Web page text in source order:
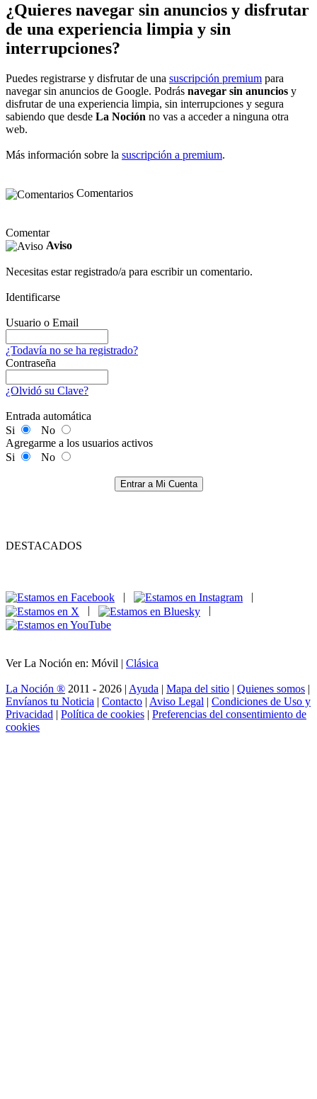
¿Quieres navegar sin anuncios y disfrutar
de una experiencia limpia y sin
interrupciones?
Puedes registrarse y disfrutar de una suscripción premium para
navegar sin anuncios de Google. Podrás navegar sin anuncios y
disfrutar de una experiencia limpia, sin interrupciones y segura
sabiendo que desde La Noción no vas a acceder a ninguna otra
web.
Más información sobre la suscripción a premium.
Comentarios
Comentar
Aviso
Necesitas estar registrado/a para escribir un comentario.
Identificarse
Usuario o Email
¿Todavía no se ha registrado?
Contraseña
¿Olvidó su Clave?
Entrada automática
Si
No
Agregarme a los usuarios activos
Si
No
Entrar a Mi Cuenta
DESTACADOS
|
|
|
|
Ver La Noción en: Móvil | Clásica
La Noción ® 2011 - 2026 | Ayuda | Mapa del sitio | Quienes somos |
Envíanos tu Noticia | Contacto | Aviso Legal | Condiciones de Uso y
Privacidad | Política de cookies | Preferencias del consentimiento de
cookies